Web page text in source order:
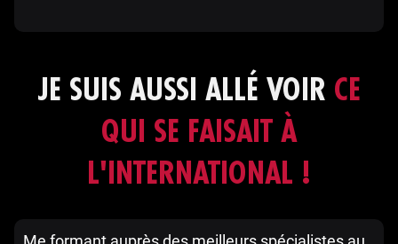
JE SUIS AUSSI ALLÉ VOIR CE
QUI SE FAISAIT À
L'INTERNATIONAL !